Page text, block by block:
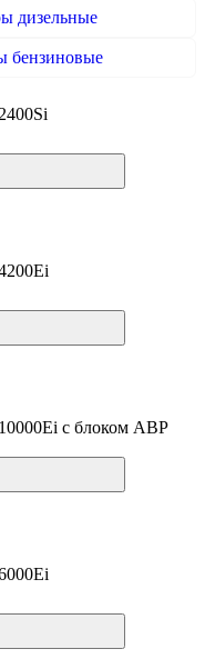
дизельные
бензиновые
с блоком АВР